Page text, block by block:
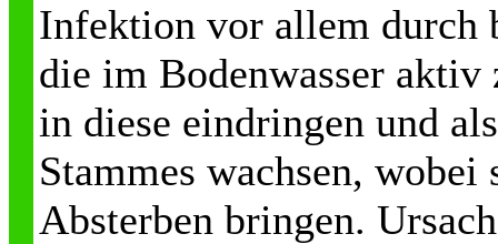
Infektion vor allem durch
die im Bodenwasser
in diese eindringen und
Stammes wachsen,
Absterben bringen.